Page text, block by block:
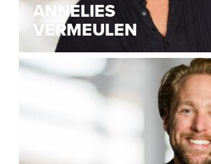
ANNELIES
VERMEULEN